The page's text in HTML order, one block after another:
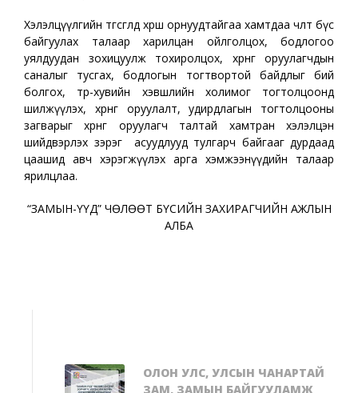
Хэлэлцүүлгийн төгсгөлд хөрш орнуудтайгаа хамтдаа чөлөөт бүс
байгуулах талаар харилцан ойлголцох, бодлогоо
уялдуудан зохицуулж тохиролцох, хөрөнгө оруулагчдын
саналыг тусгах, бодлогын тогтвортой байдлыг бий
болгох, төр-хувийн хэвшлийн холимог тогтолцоонд
шилжүүлэх, хөрөнгө оруулалт, удирдлагын тогтолцооны
загварыг хөрөнгө оруулагч талтай хамтран хэлэлцэн
шийдвэрлэх зэрэг асуудлууд тулгарч байгааг дурдаад
цаашид авч хэрэгжүүлэх арга хэмжээнүүдийн талаар
ярилцлаа.
“ЗАМЫН-ҮҮД” ЧӨЛӨӨТ БҮСИЙН ЗАХИРАГЧИЙН АЖЛЫН
АЛБА
ОЛОН УЛС, УЛСЫН ЧАНАРТАЙ
ЗАМ, ЗАМЫН БАЙГУУЛАМЖ